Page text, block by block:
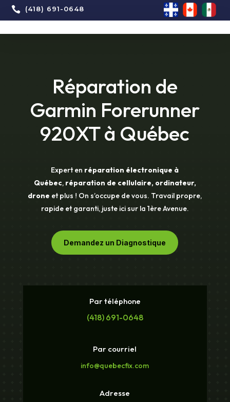
 (418) 691-0648
Réparation de
Garmin Forerunner
920XT à Québec
Expert en réparation électronique à
Québec, réparation de cellulaire, ordinateur,
drone et plus ! On s’occupe de vous. Travail propre,
rapide et garanti, juste ici sur la 1ère Avenue.
Demandez un Diagnostique
Par téléphone
(418) 691-0648
Par courriel
info@quebecfix.com
Adresse